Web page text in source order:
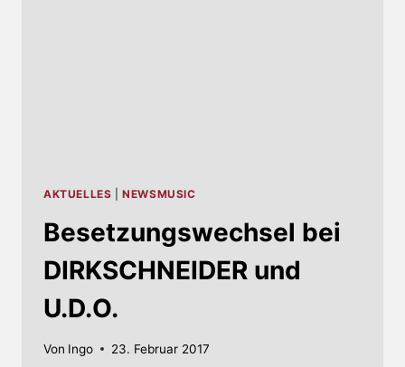
AKTUELLES |NEWSMUSIC
Besetzungswechsel bei
DIRKSCHNEIDER und
U.D.O.
Von Ingo 23. Februar 2017